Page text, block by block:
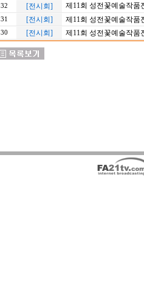
32 [전시회] 제11회 성전꽃예술작품
31 [전시회] 제11회 성전꽃예술작품
30 [전시회] 제11회 성전꽃예술작품